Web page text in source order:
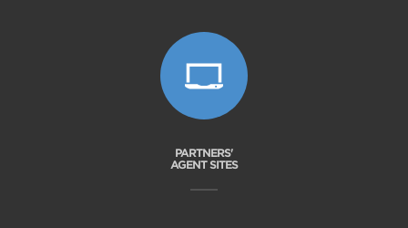
PARTNERS'
AGENT SITES